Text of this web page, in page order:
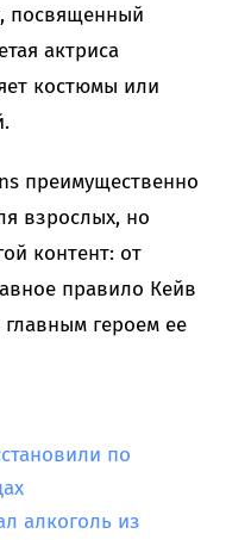
посвященный
актриса
костюмы или
преимущественно
взрослых, но
контент: от
правило Кейв
героем ее
по
алкоголь из